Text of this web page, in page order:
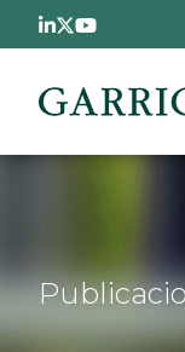
Pasar al contenido